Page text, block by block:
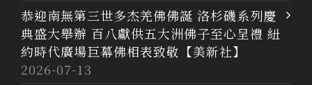
恭迎南無第三世多杰羌佛佛誕 洛杉磯系列慶
典盛大舉辦 百八獻供五大洲佛子至心呈禮 紐
約時代廣場巨幕佛相表致敬【美新社】
2026-07-13